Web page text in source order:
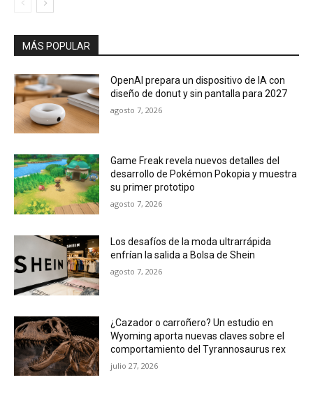
MÁS POPULAR
OpenAI prepara un dispositivo de IA con
diseño de donut y sin pantalla para 2027
agosto 7, 2026
Game Freak revela nuevos detalles del
desarrollo de Pokémon Pokopia y muestra
su primer prototipo
agosto 7, 2026
Los desafíos de la moda ultrarrápida
enfrían la salida a Bolsa de Shein
agosto 7, 2026
¿Cazador o carroñero? Un estudio en
Wyoming aporta nuevas claves sobre el
comportamiento del Tyrannosaurus rex
julio 27, 2026